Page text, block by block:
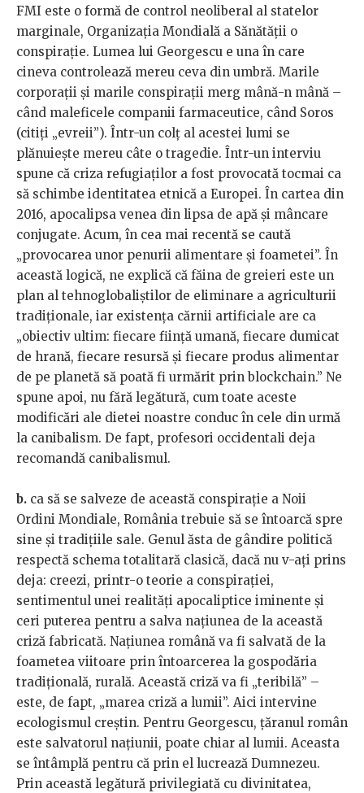
FMI este o formă de control neoliberal al statelor
marginale, Organizația Mondială a Sănătății o
conspirație. Lumea lui Georgescu e una în care
cineva controlează mereu ceva din umbră. Marile
corporații și marile conspirații merg mână-n mână –
când maleficele companii farmaceutice, când Soros
(citiți „evreii”). Într-un colț al acestei lumi se
plănuiește mereu câte o tragedie. Într-un interviu
spune că criza refugiaților a fost provocată tocmai ca
să schimbe identitatea etnică a Europei. În cartea din
2016, apocalipsa venea din lipsa de apă și mâncare
conjugate. Acum, în cea mai recentă se caută
„provocarea unor penurii alimentare și foametei”. În
această logică, ne explică că făina de greieri este un
plan al tehnoglobaliștilor de eliminare a agriculturii
tradiționale, iar existența cărnii artificiale are ca
„obiectiv ultim: fiecare fiinţă umană, fiecare dumicat
de hrană, fiecare resursă şi fiecare produs alimentar
de pe planetă să poată fi urmărit prin blockchain.” Ne
spune apoi, nu fără legătură, cum toate aceste
modificări ale dietei noastre conduc în cele din urmă
la canibalism. De fapt, profesori occidentali deja
recomandă canibalismul.
b. ca să se salveze de această conspirație a Noii
Ordini Mondiale, România trebuie să se întoarcă spre
sine și tradițiile sale. Genul ăsta de gândire politică
respectă schema totalitară clasică, dacă nu v-ați prins
deja: creezi, printr-o teorie a conspirației,
sentimentul unei realități apocaliptice iminente și
ceri puterea pentru a salva națiunea de la această
criză fabricată. Națiunea română va fi salvată de la
foametea viitoare prin întoarcerea la gospodăria
tradițională, rurală. Această criză va fi „teribilă” –
este, de fapt, „marea criză a lumii”. Aici intervine
ecologismul creștin. Pentru Georgescu, țăranul român
este salvatorul națiunii, poate chiar al lumii. Aceasta
se întâmplă pentru că prin el lucrează Dumnezeu.
Prin această legătură privilegiată cu divinitatea,